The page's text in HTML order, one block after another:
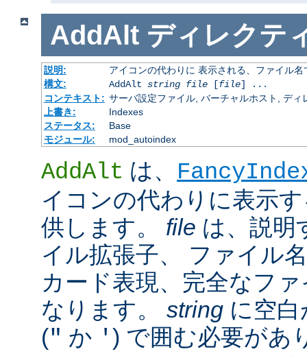
AddAlt ディレクテ
説明:
アイコンの代わりに 表示される、ファイル
構文:
AddAlt string file[file] ...
コンテキスト: サーバ設定ファイル, バーチャルホスト, ディ
上書き:
Indexes
ステータス:
Base
モジュール:
mod_autoindex
AddAlt は、
イコンの代わりに表示
供します。 file は、説明
イル拡張子、 ファイル
カード表現、完全なフ
なります。 string に空
(" か ' ) で囲む必要があ